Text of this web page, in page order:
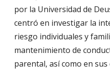
por la Universidad de
centró en investigar la
riesgo individuales y
mantenimiento de
parental, así como en sus